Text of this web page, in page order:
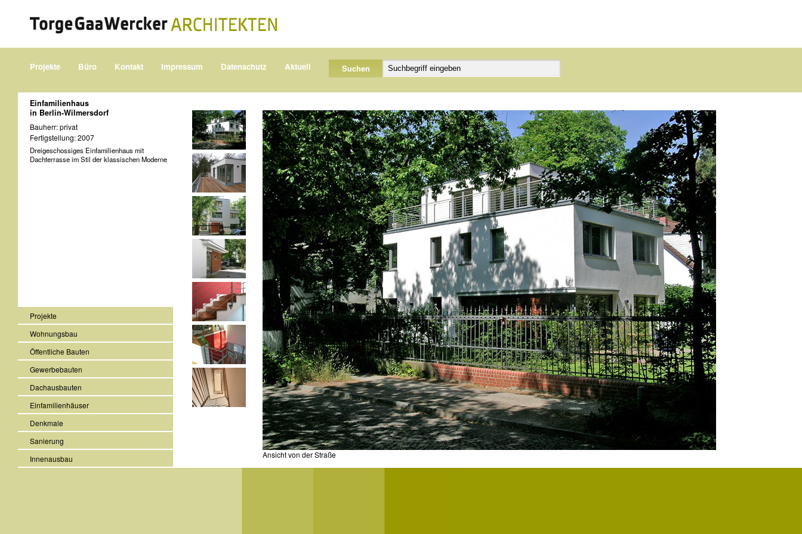
Projekte Büro Kontakt Impressum Datenschutz Aktuell
Einfamilienhaus
in Berlin-Wilmersdorf
Bauherr: privat
Fertigstellung: 2007
Dreigeschossiges Einfamilienhaus mit
Dachterrasse im Stil der klassischen Moderne
Projekte
Wohnungsbau
Öffentliche Bauten
Gewerbebauten
Dachausbauten
Einfamilienhäuser
Denkmale
Sanierung
Innenausbau
Ansicht von der Straße